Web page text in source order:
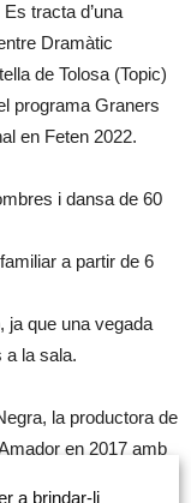
tracta d’una
Dramàtic
de Tolosa (Topic)
programa Graners
en Feten 2022.
i dansa de 60
a partir de 6
ja que una vegada
a la sala.
la productora de
en 2017 amb
a brindar-li